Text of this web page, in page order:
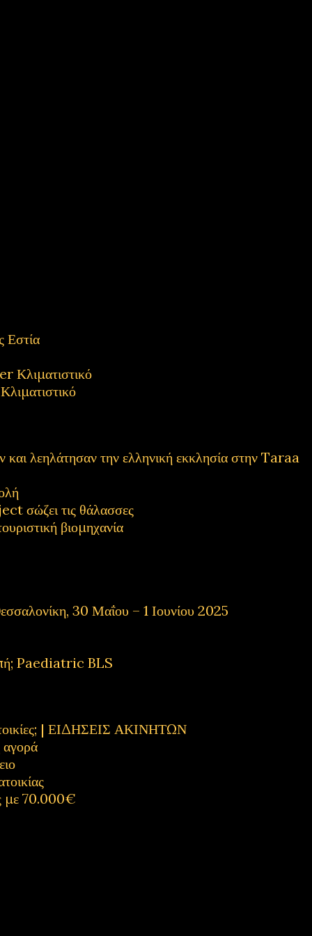
Εστία
λεηλάτησαν την ελληνική εκκλησία στην Taraa
σώζει τις θάλασσες
βιομηχανία
30 Μαΐου – 1 Ιουνίου 2025
Paediatric BLS
| ΕΙΔΗΣΕΙΣ ΑΚΙΝΗΤΩΝ
αγορά
με 70.000€